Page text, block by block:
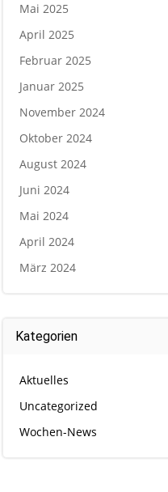
Mai 2025
April 2025
Februar 2025
Januar 2025
November 2024
Oktober 2024
August 2024
Juni 2024
Mai 2024
April 2024
März 2024
Kategorien
Aktuelles
Uncategorized
Wochen-News